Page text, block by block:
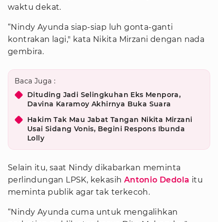
waktu dekat.
“Nindy Ayunda siap-siap luh gonta-ganti
kontrakan lagi," kata Nikita Mirzani dengan nada
gembira.
Baca Juga :
Dituding Jadi Selingkuhan Eks Menpora,
Davina Karamoy Akhirnya Buka Suara
Hakim Tak Mau Jabat Tangan Nikita Mirzani
Usai Sidang Vonis, Begini Respons Ibunda
Lolly
Selain itu, saat Nindy dikabarkan meminta
perlindungan LPSK, kekasih Antonio Dedola itu
meminta publik agar tak terkecoh.
“Nindy Ayunda cuma untuk mengalihkan